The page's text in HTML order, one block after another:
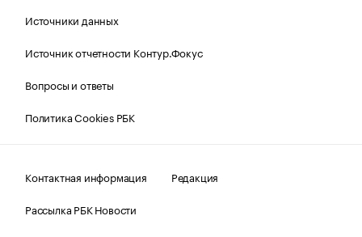
Источники данных
Источник отчетности Контур.Фокус
Вопросы и ответы
Политика Cookies РБК
Контактная информация
Редакция
Рассылка РБК Новости